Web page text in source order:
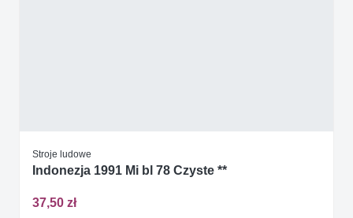
Stroje ludowe
Indonezja 1991 Mi bl 78 Czyste **
37,50 zł